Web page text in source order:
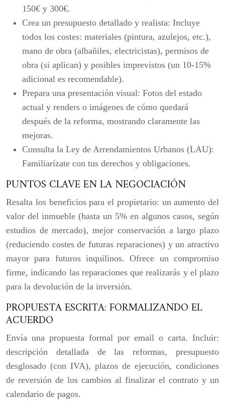
150€ y 300€.
Crea un presupuesto detallado y realista: Incluye
todos los costes: materiales (pintura, azulejos, etc.),
mano de obra (albañiles, electricistas), permisos de
obra (si aplican) y posibles imprevistos (un 10-15%
adicional es recomendable).
Prepara una presentación visual: Fotos del estado
actual y renders o imágenes de cómo quedará
después de la reforma, mostrando claramente las
mejoras.
Consulta la Ley de Arrendamientos Urbanos (LAU):
Familiarízate con tus derechos y obligaciones.
PUNTOS CLAVE EN LA NEGOCIACIÓN
Resalta los beneficios para el propietario: un aumento del
valor del inmueble (hasta un 5% en algunos casos, según
estudios de mercado), mejor conservación a largo plazo
(reduciendo costes de futuras reparaciones) y un atractivo
mayor para futuros inquilinos. Ofrece un compromiso
firme, indicando las reparaciones que realizarás y el plazo
para la devolución de la inversión.
PROPUESTA ESCRITA: FORMALIZANDO EL
ACUERDO
Envía una propuesta formal por email o carta. Incluir:
descripción detallada de las reformas, presupuesto
desglosado (con IVA), plazos de ejecución, condiciones
de reversión de los cambios al finalizar el contrato y un
calendario de pagos.